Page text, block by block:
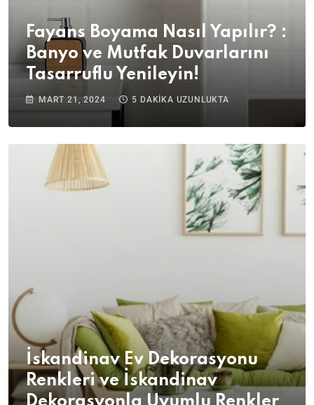
Fayans Boyama Nasıl Yapılır? :
Banyo ve Mutfak Duvarlarını
Tasarruflu Yenileyin!
MART 21, 2024 5 DAKIKA UZUNLUKTA
İskandinav Ev Dekorasyonu
Renkleri ve İskandinav